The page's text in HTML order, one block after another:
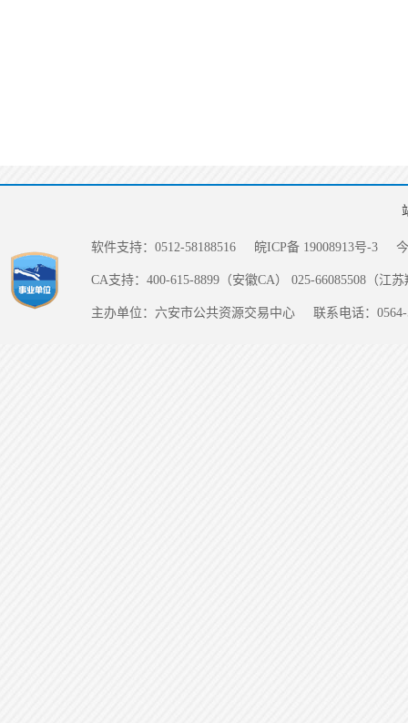
软件支持：0512-58188516 皖ICP备 19008913号-3
CA支持：400-615-8899（安徽CA） 025-66085508（江
主办单位：六安市公共资源交易中心 联系电话：0564-